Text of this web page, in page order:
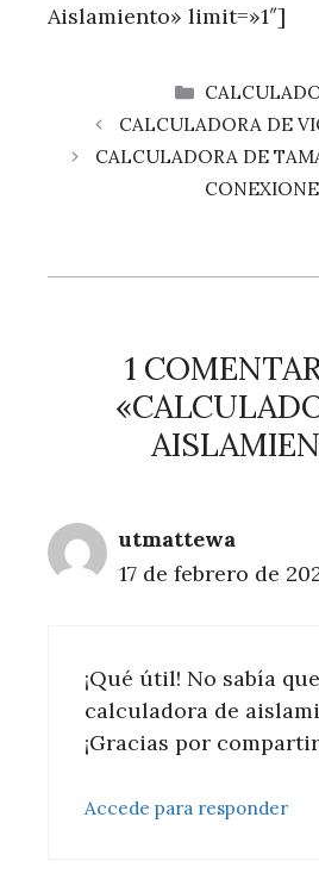
Aislamiento» limit=»1″]
CALCULADORA DE
CALCULADORA DE
1
utmattewa
17 de febrero de
¡Qué útil! No sabía
calculadora de
¡Gracias por
Accede para responder